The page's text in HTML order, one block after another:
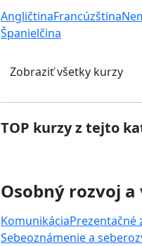
AngličtinaFrancúzština
Španielčina
Zobraziť všetky kurzy
TOP kurzy z tejto
Osobný rozvoj
KomunikáciaPrezentačné
Sebeoznámenie a